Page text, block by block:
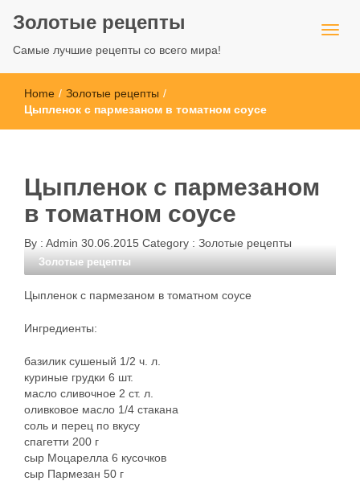
Золотые рецепты
Самые лучшие рецепты со всего мира!
Home / Золотые рецепты /
Цыпленок с пармезаном в томатном соусе
Цыпленок с пармезаном
в томатном соусе
By : Admin 30.06.2015 Category : Золотые рецепты
Золотые рецепты
Цыпленок с пармезаном в томатном соусе
Ингредиенты:
базилик сушеный 1/2 ч. л.
куриные грудки 6 шт.
масло сливочное 2 ст. л.
оливковое масло 1/4 стакана
соль и перец по вкусу
спагетти 200 г
сыр Моцарелла 6 кусочков
сыр Пармезан 50 г